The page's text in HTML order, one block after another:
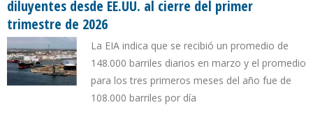
diluyentes desde EE.UU. al cierre del primer
trimestre de 2026
La EIA indica que se recibió un promedio de
148.000 barriles diarios en marzo y el promedio
para los tres primeros meses del año fue de
108.000 barriles por día